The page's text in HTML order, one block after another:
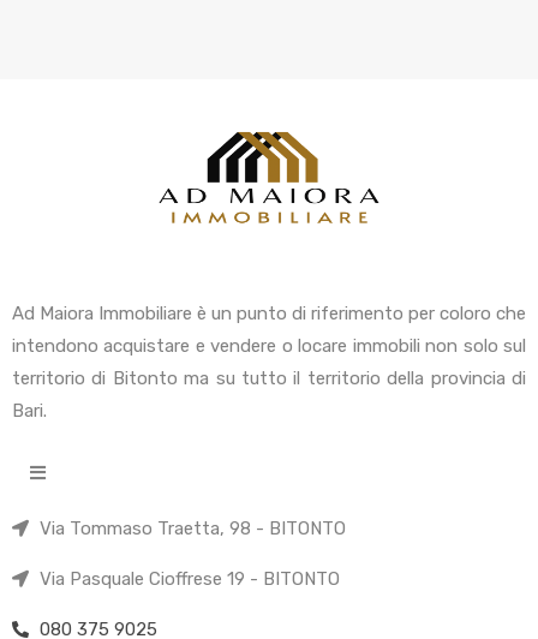
Ad Maiora Immobiliare è un punto di riferimento per coloro che
intendono acquistare e vendere o locare immobili non solo sul
territorio di Bitonto ma su tutto il territorio della provincia di
Bari.
Via Tommaso Traetta, 98 - BITONTO
Via Pasquale Cioffrese 19 - BITONTO
080 375 9025